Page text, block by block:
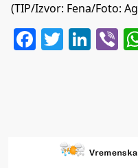
(TIP/Izvor: Fena/Foto:
Facebook
Twitter